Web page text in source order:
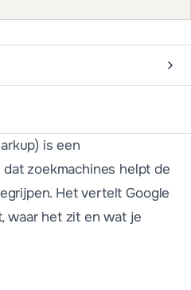
is een
zoekmachines helpt de
Het vertelt Google
waar het zit en wat je